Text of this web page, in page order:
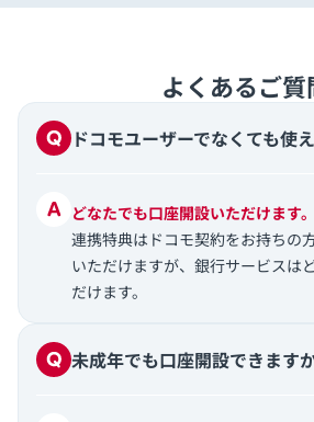
よくあるご質
ドコモユーザーでなくても使
どなたでも口座開設いただけます。
連携特典はドコモ契約をお持ちの
いただけますが、銀行サービスは
だけます。
未成年でも口座開設できます